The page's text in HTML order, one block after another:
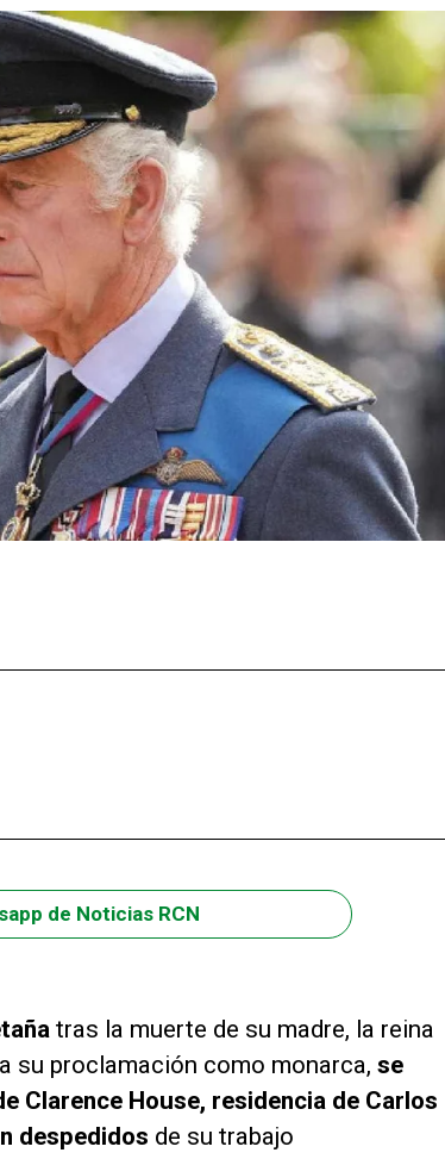
de Noticias RCN
tras la muerte de su madre, la reina
su proclamación como monarca, se
Clarence House, residencia de Carlos
despedidos de su trabajo